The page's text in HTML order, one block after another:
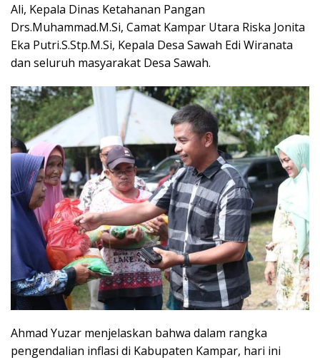
Ali, Kepala Dinas Ketahanan Pangan
Drs.Muhammad.M.Si, Camat Kampar Utara Riska Jonita
Eka Putri.S.Stp.M.Si, Kepala Desa Sawah Edi Wiranata
dan seluruh masyarakat Desa Sawah.
Ahmad Yuzar menjelaskan bahwa dalam rangka
pengendalian inflasi di Kabupaten Kampar, hari ini